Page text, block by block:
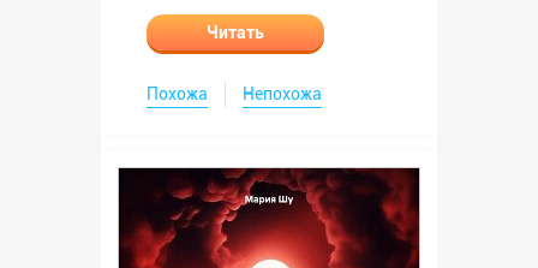
Читать
Похожа Непохожа